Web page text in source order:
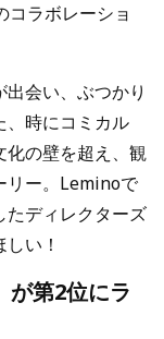
ラボレーショ
会い、ぶつかり
、時にコミカル
化の壁を超え、観
リー。Leminoで
たディレクターズ
い！
が第2位にラ